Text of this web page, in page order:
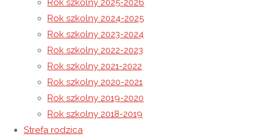
Rok szkolny 2025-2026
Rok szkolny 2024-2025
Rok szkolny 2023-2024
Rok szkolny 2022-2023
Rok szkolny 2021-2022
Rok szkolny 2020-2021
Rok szkolny 2019-2020
Rok szkolny 2018-2019
Strefa rodzica
Zajęcia rewalidacyjne indywidualne w naszym ośrodku
Informacja dla rodziców- zajęcia rewalidacyjne
26 maja 20201 listopada 2020